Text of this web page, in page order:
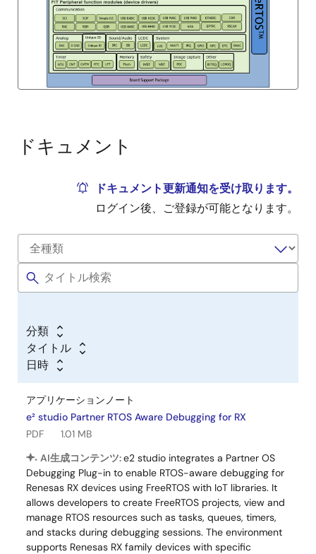
ドキュメント
ドキュメント更新通知を受け取ります。
ログイン後、ご登録が可能となります。
分類
タイトル
日時
アプリケーションノート
e² studio Partner RTOS Aware Debugging for RX
PDF
1.01 MB
AI生成コンテンツ:e2 studio integrates a Partner OS
Debugging Plug-in to enable RTOS-aware debugging for
Renesas RX devices using FreeRTOS with IoT libraries. It
allows developers to create FreeRTOS projects, view and
manage RTOS resources such as tasks, queues, timers,
and stacks during debugging sessions. The environment
supports Renesas RX family devices with specific